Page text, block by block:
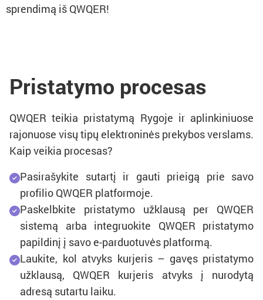
sprendimą iš QWQER!
Pristatymo procesas
QWQER teikia pristatymą Rygoje ir aplinkiniuose
rajonuose visų tipų elektroninės prekybos verslams.
Kaip veikia procesas?
Pasirašykite sutartį ir gauti prieigą prie savo
profilio QWQER platformoje.
Paskelbkite pristatymo užklausą per QWQER
sistemą arba integruokite QWQER pristatymo
papildinį į savo e-parduotuvės platformą.
Laukite, kol atvyks kurjeris – gavęs pristatymo
užklausą, QWQER kurjeris atvyks į nurodytą
adresą sutartu laiku.